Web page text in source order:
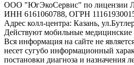
ООО "ЮгЭкоСервис" по лицензии
ИНН 6161060788, ОГРН
Адрес колл-центра: Казань,
Действуют мобильные медицинские
Вся информация на сайте не
несет сугубо информационный
постановки диагноза и назначения